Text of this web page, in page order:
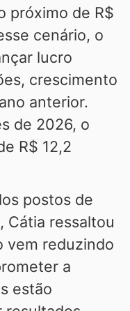
próximo de R$
cenário, o
lucro
crescimento
anterior.
de 2026, o
R$ 12,2
postos de
Cátia ressaltou
vem reduzindo
a
estão